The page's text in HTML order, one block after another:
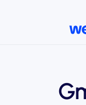
Accéder au